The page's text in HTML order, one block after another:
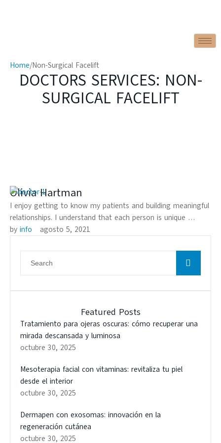
Home/Non-Surgical Facelift
DOCTORS SERVICES: NON-
SURGICAL FACELIFT
Olivia Hartman
I enjoy getting to know my patients and building meaningful
relationships. I understand that each person is unique …
by info agosto 5, 2021
Featured Posts
Tratamiento para ojeras oscuras: cómo recuperar una
mirada descansada y luminosa
octubre 30, 2025
Mesoterapia facial con vitaminas: revitaliza tu piel
desde el interior
octubre 30, 2025
Dermapen con exosomas: innovación en la
regeneración cutánea
octubre 30, 2025